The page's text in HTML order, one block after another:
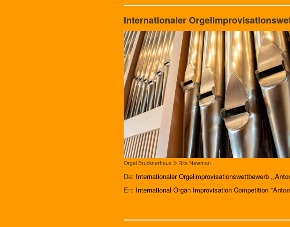
Internationaler
Orgel Brucknerhaus © Rita Newman
De: Internationaler Orgelimprovisationswettbewerb
En: International Organ Improvisation Competition